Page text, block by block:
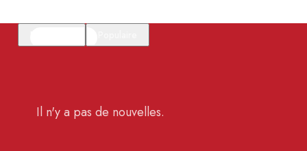
Il n'y a pas de nouvelles.